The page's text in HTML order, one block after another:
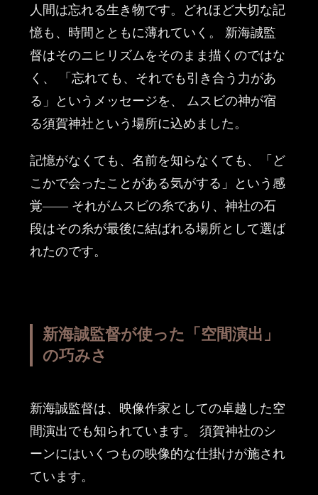
人間は忘れる生き物です。どれほど大切な記
憶も、時間とともに薄れていく。 新海誠監
督はそのニヒリズムをそのまま描くのではな
く、 「忘れても、それでも引き合う力があ
る」というメッセージを、 ムスビの神が宿
る須賀神社という場所に込めました。
記憶がなくても、名前を知らなくても、「ど
こかで会ったことがある気がする」という感
覚—— それがムスビの糸であり、神社の石
段はその糸が最後に結ばれる場所として選ば
れたのです。
新海誠監督が使った「空間演出」
の巧みさ
新海誠監督は、映像作家としての卓越した空
間演出でも知られています。 須賀神社のシ
ーンにはいくつもの映像的な仕掛けが施され
ています。